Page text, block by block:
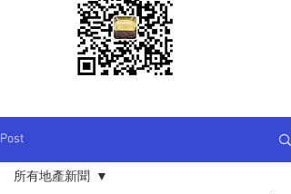
Post
所有地產新聞